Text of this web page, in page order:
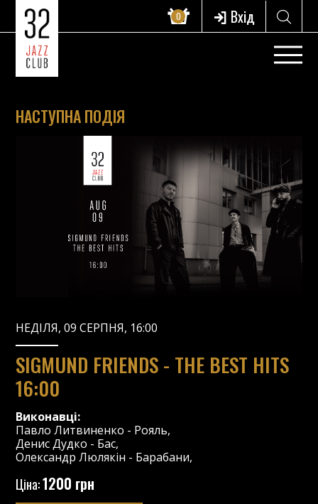
0 Вхід
НАСТУПНА ПОДІЯ
НЕДІЛЯ, 09 СЕРПНЯ, 16:00
SIGMUND FRIENDS - THE BEST HITS
16:00
Виконавці:
Павло Литвиненко - Рояль,
Денис Дудко - Бас,
Олександр Люлякін - Барабани,
Ціна:1200 грн